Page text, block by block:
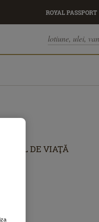
ROYAL PASSPORT
STIL DE VIAŢĂ